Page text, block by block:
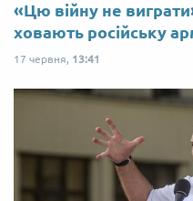
«Цю війну не
ховають російську
17 червня, 13:41